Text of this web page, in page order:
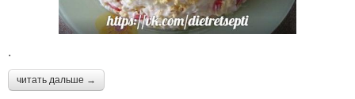
.
читать дальше →